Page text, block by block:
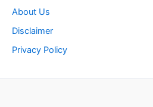
About Us
Disclaimer
Privacy Policy